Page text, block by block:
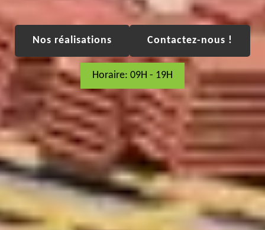
Nos réalisations Contactez-nous !
Horaire: 09H - 19H